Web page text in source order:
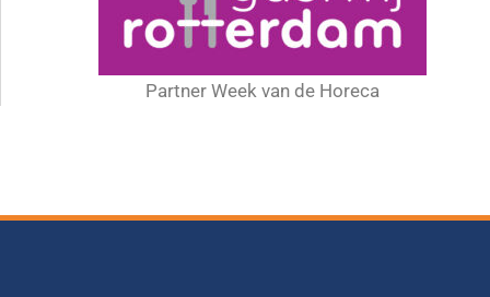
Partner Week van de Horeca